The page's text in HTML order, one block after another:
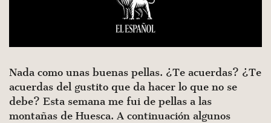
Nada como unas buenas pellas. ¿Te acuerdas? ¿Te
acuerdas del gustito que da hacer lo que no se
debe? Esta semana me fui de pellas a las
montañas de Huesca. A continuación algunos